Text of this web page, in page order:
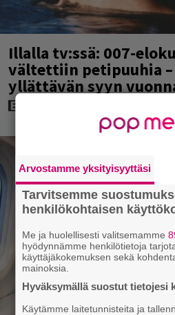
Illalla tv:ssä: 007-
vältettiin petipuuhia
yllättävän syyn
Arvostamme yksityisyyttäsi
Tarvitsemme
henkilökohtaisen
Me ja huolellisesti valitsemamme
hyödynnämme henkilötietoja
käyttäjäkokemuksen sekä
mainoksia.
Hyväksymällä suostut tietojesi
Käytämme laitetunnisteita ja